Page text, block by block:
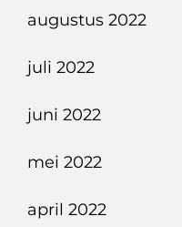
augustus 2022
juli 2022
juni 2022
mei 2022
april 2022